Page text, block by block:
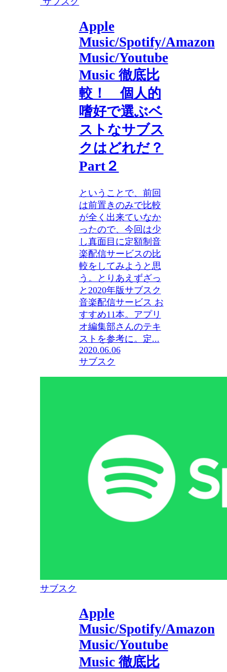
Apple
Music/Spotify/Amazon
Music/Youtube
Music 徹底比
較！ 個人的
嗜好で選ぶベ
ストなサブス
クはどれだ？
Part２
ということで、前回
は前置きのみで比較
が全く出来ていなか
ったので、今回は少
し真面目に定額制音
楽配信サービスの比
較をしてみようと思
う。とりあえずざっ
と2020年版サブスク
音楽配信サービス お
すすめ11本。アプリ
オ編集部さんのテキ
ストを参考に。定...
2020.06.06
サブスク
サブスク
Apple
Music/Spotify/Amazon
Music/Youtube
Music 徹底比